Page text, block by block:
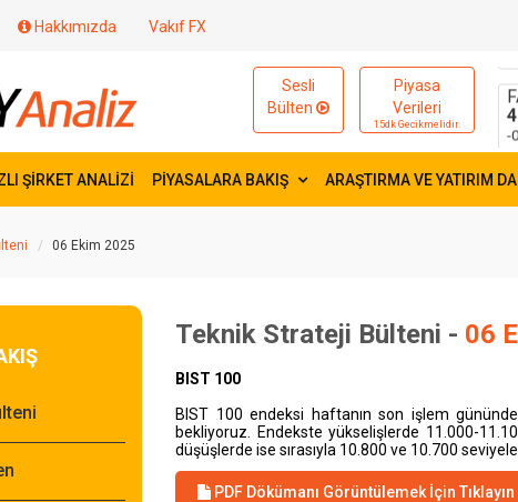
Hakkımızda Vakıf FX
Sesli
Bülten
Piyasa
Verileri
15dk Gecikmelidir. -
ŞİRKET ANALİZİ PİYASALARA BAKIŞ ARAŞTIRMA VE YATIRIM
06 Ekim 2025
Teknik Strateji Bülteni - 06
BIST 100
BIST 100 endeksi haftanın son işlem gününde
bekliyoruz. Endekste yükselişlerde 11.000-
düşüşlerde ise sırasıyla 10.800 ve 10.700
PDF Dökümanı Görüntülemek İçin Tıklayın